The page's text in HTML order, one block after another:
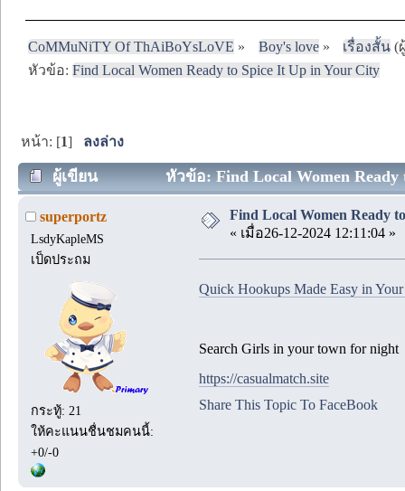
CoMMuNiTY Of ThAiBoYsLoVE » Boy's love» เรื่องสั้น(
หัวข้อ:Find Local Women Ready to Spice It Up in Your City
หน้า: [1] ลงล่าง
ผู้เขียน หัวข้อ: Find Local Women
superportz
LsdyKapleMS
เป็ดประถม
กระทู้: 21
ให้คะแนนชื่นชมคนนี้:
+0/-0
Find Local Women Ready
« เมื่อ26-12-2024 12:11:04 »
Quick Hookups Made Easy in
Search Girls in your town for night
https://casualmatch.site
Share This Topic To FaceBook